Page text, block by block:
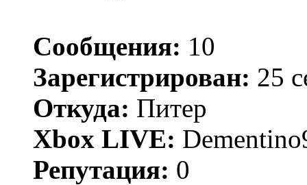
Сообщения: 10
Зарегистрирован: 25
Откуда: Питер
Xbox LIVE:
Репутация: 0